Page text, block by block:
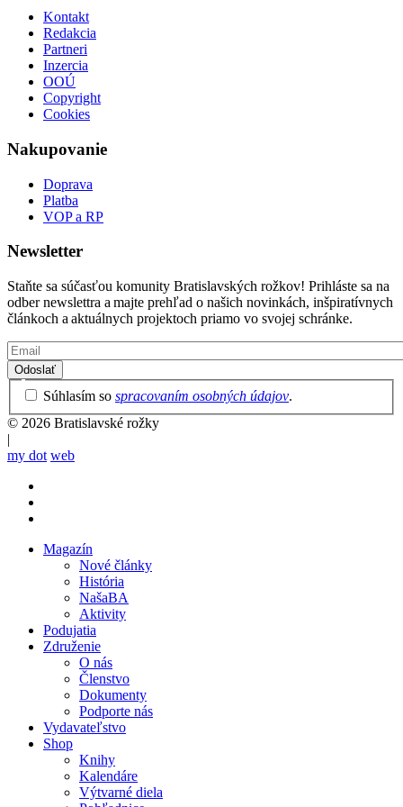
Kontakt
Redakcia
Partneri
Inzercia
OOÚ
Copyright
Cookies
Nakupovanie
Doprava
Platba
VOP a RP
Newsletter
Staňte sa súčasťou komunity Bratislavských rožkov! Prihláste sa na
odber newslettra a majte prehľad o našich novinkách, inšpiratívnych
článkoch a aktuálnych projektoch priamo vo svojej schránke.
Email
Privacy
Policy
Súhlasím so spracovaním osobných údajov.
© 2026 Bratislavské rožky
|
my dot web
Magazín
Nové články
História
NašaBA
Aktivity
Podujatia
Združenie
O nás
Členstvo
Dokumenty
Podporte nás
Vydavateľstvo
Shop
Knihy
Kalendáre
Výtvarné diela